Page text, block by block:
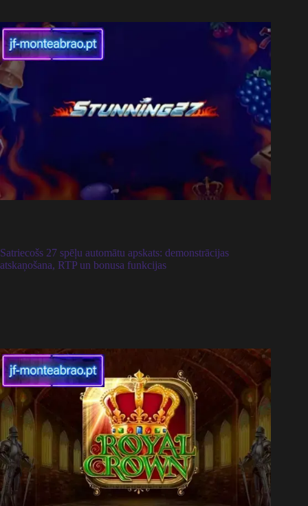
Satriecošs 27 spēļu automātu apskats: demonstrācijas
atskaņošana, RTP un bonusa funkcijas